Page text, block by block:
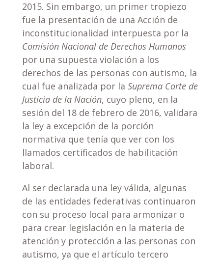
2015. Sin embargo, un primer tropiezo
fue la presentación de una Acción de
inconstitucionalidad interpuesta por la
Comisión Nacional de Derechos Humanos
por una supuesta violación a los
derechos de las personas con autismo, la
cual fue analizada por la Suprema Corte de
Justicia de la Nación, cuyo pleno, en la
sesión del 18 de febrero de 2016, validara
la ley a excepción de la porción
normativa que tenía que ver con los
llamados certificados de habilitación
laboral.
Al ser declarada una ley válida, algunas
de las entidades federativas continuaron
con su proceso local para armonizar o
para crear legislación en la materia de
atención y protección a las personas con
autismo, ya que el artículo tercero